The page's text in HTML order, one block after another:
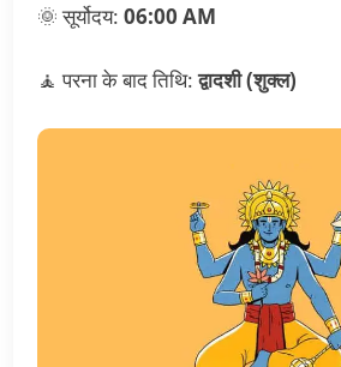
🌞 सूर्योदय:06:00 AM
🧘 परना के बाद तिथि:द्वादशी (शुक्ल)